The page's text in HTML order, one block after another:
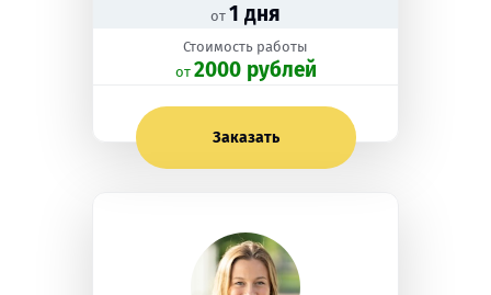
от 1 дня
Стоимость работы
oт 2000 рублей
Заказать